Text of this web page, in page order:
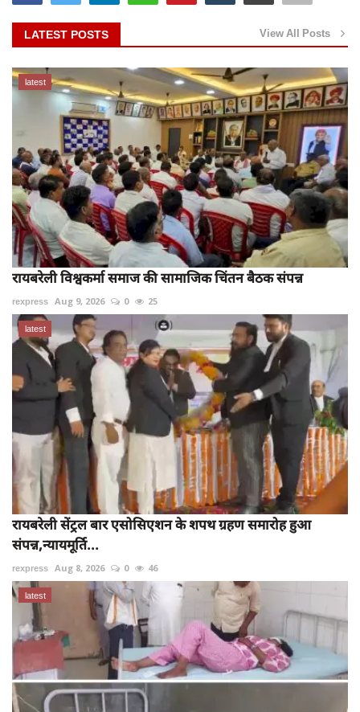
LATEST POSTS View All Posts
latest
रायबरेली विश्वकर्मा समाज की सामाजिक चिंतन बैठक संपन्न
rexpress Aug 9, 2026 0 25
latest
रायबरेली सेंट्रल बार एसोसिएशन के शपथ ग्रहण समारोह हुआ
संपन्न,न्यायमूर्ति...
rexpress Aug 8, 2026 0 46
latest